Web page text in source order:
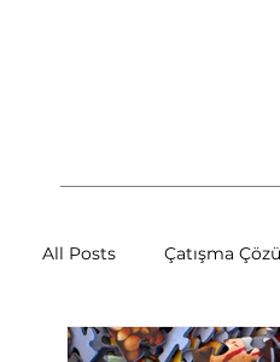
All Posts Çatışma
Çatışmalara